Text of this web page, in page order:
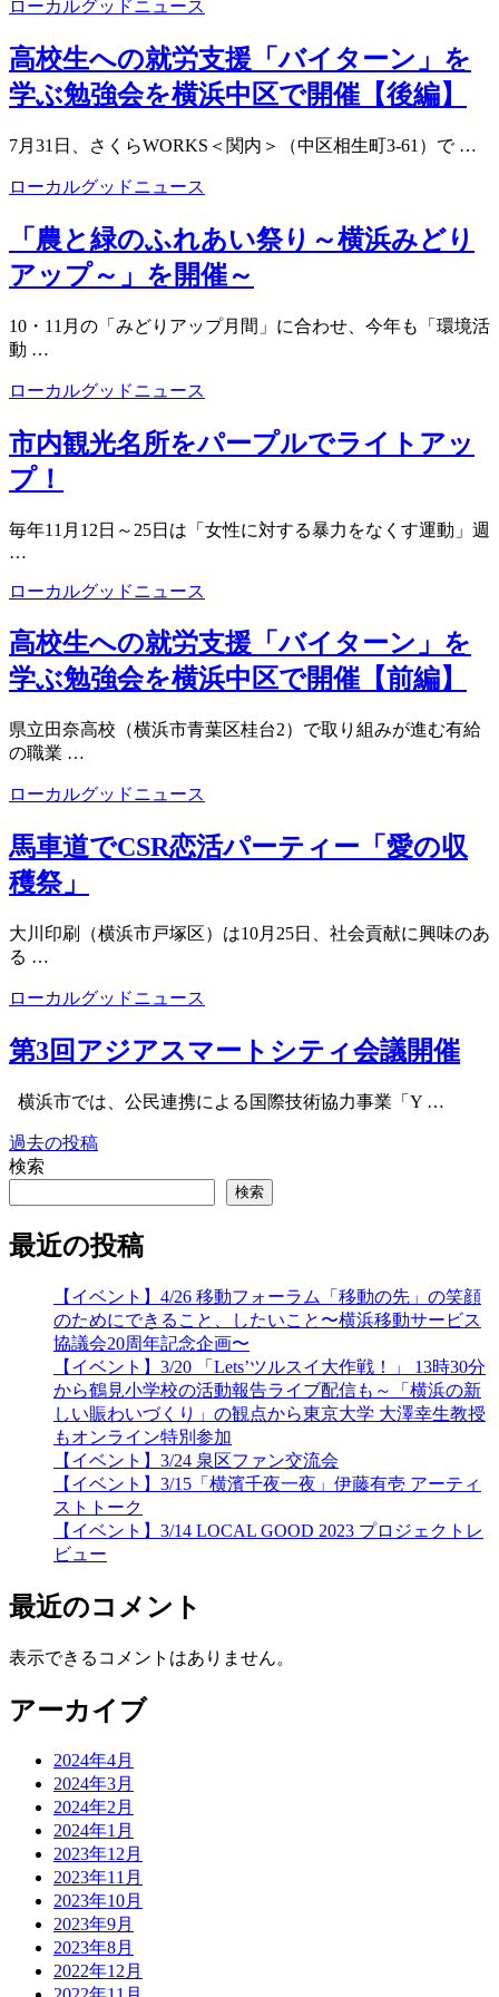
ローカルグッドニュース
高校生への就労支援「バイターン」を
学ぶ勉強会を横浜中区で開催【後編】
7月31日、さくらWORKS＜関内＞（中区相生町3-61）で …
ローカルグッドニュース
「農と緑のふれあい祭り～横浜みどり
アップ～」を開催～
10・11月の「みどりアップ月間」に合わせ、今年も「環境活
動 …
ローカルグッドニュース
市内観光名所をパープルでライトアッ
プ！
毎年11月12日～25日は「女性に対する暴力をなくす運動」週
…
ローカルグッドニュース
高校生への就労支援「バイターン」を
学ぶ勉強会を横浜中区で開催【前編】
県立田奈高校（横浜市青葉区桂台2）で取り組みが進む有給
の職業 …
ローカルグッドニュース
馬車道でCSR恋活パーティー「愛の収
穫祭」
大川印刷（横浜市戸塚区）は10月25日、社会貢献に興味のあ
る …
ローカルグッドニュース
第3回アジアスマートシティ会議開催
横浜市では、公民連携による国際技術協力事業「Y …
投
稿
ビ
過去の投稿
検索
検索
最近の投稿
【イベント】4/26 移動フォーラム「移動の先」の笑顔
のためにできること、したいこと〜横浜移動サービス
協議会20周年記念企画〜
【イベント】3/20 「Lets’ツルスイ大作戦！」 13時30分
から鶴見小学校の活動報告ライブ配信も～「横浜の新
しい賑わいづくり」の観点から東京大学 大澤幸生教授
もオンライン特別参加
【イベント】3/24 泉区ファン交流会
【イベント】3/15「横濱千夜一夜」伊藤有壱 アーティ
ストトーク
【イベント】3/14 LOCAL GOOD 2023 プロジェクトレ
ビュー
最近のコメント
表示できるコメントはありません。
アーカイブ
2024年4月
2024年3月
2024年2月
2024年1月
2023年12月
2023年11月
2023年10月
2023年9月
2023年8月
2022年12月